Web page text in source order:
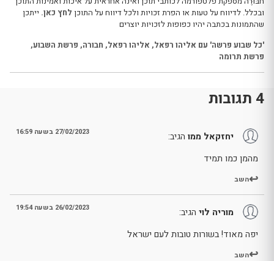
ובכלל. לדיווח על טעות או הפרת זכויות ולכל דיווח על התוכן לחץ כאן. ייתכן
שהתמונות בכתבה יהיו כפופות לזכויות יוצרים
'כל שבוע פרשה' עם אליהו רפאל, אליהו רפאל, חבורה, פרשת השבוע,
פרשת תרומה
4 תגובות
יחזקאל ממו הגיב: 27/02/2023 בשעה 16:59
מהמן כמו תמיד
השב
מוריה לוי הגיב: 26/02/2023 בשעה 19:54
יפה מאוד! בשורות טובות לעם ישראל
השב